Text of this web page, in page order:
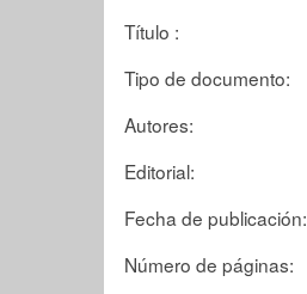
Título :
Tipo de documento:
Autores:
Editorial:
Fecha de publicación:
Número de páginas: